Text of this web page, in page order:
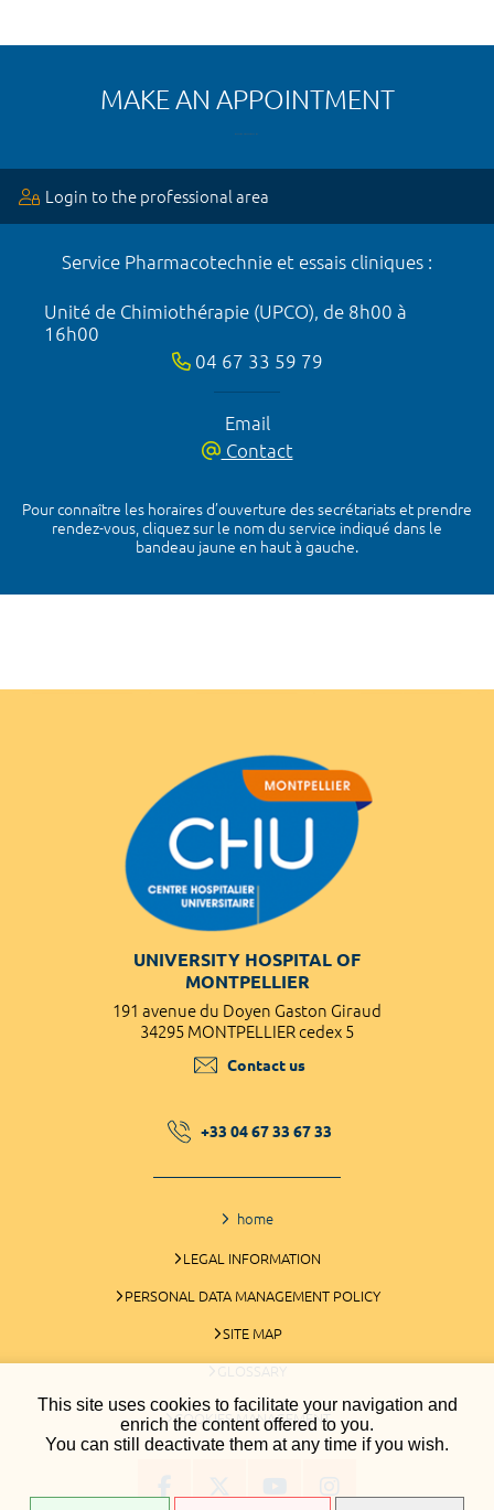
This site uses cookies to facilitate your navigation and
enrich the content offered to you.
You can still deactivate them at any time if you wish.
MAKE AN APPOINTMENT
Login to the professional area
Service Pharmacotechnie et essais cliniques :
Unité de Chimiothérapie (UPCO), de 8h00 à
16h00
04 67 33 59 79
Email
Contact
Pour connaître les horaires d’ouverture des secrétariats et prendre
rendez-vous, cliquez sur le nom du service indiqué dans le
bandeau jaune en haut à gauche.
UNIVERSITY HOSPITAL OF
MONTPELLIER
191 avenue du Doyen Gaston Giraud
34295 MONTPELLIER cedex 5
Contact us
+33 04 67 33 67 33
home
LEGAL INFORMATION
PERSONAL DATA MANAGEMENT POLICY
SITE MAP
GLOSSARY
COOKIES MANAGEMENT